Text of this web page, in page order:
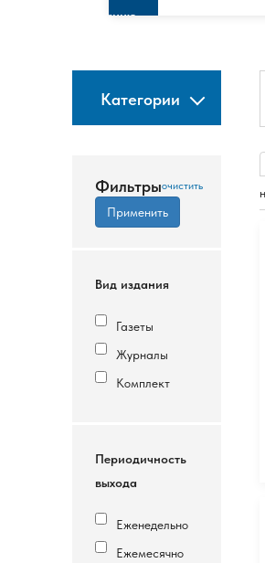
изданию
Категории
Фильтры
Вид издания
Газеты
Журналы
Комплект
Периодичность
выхода
Еженедельно
Ежемесячно